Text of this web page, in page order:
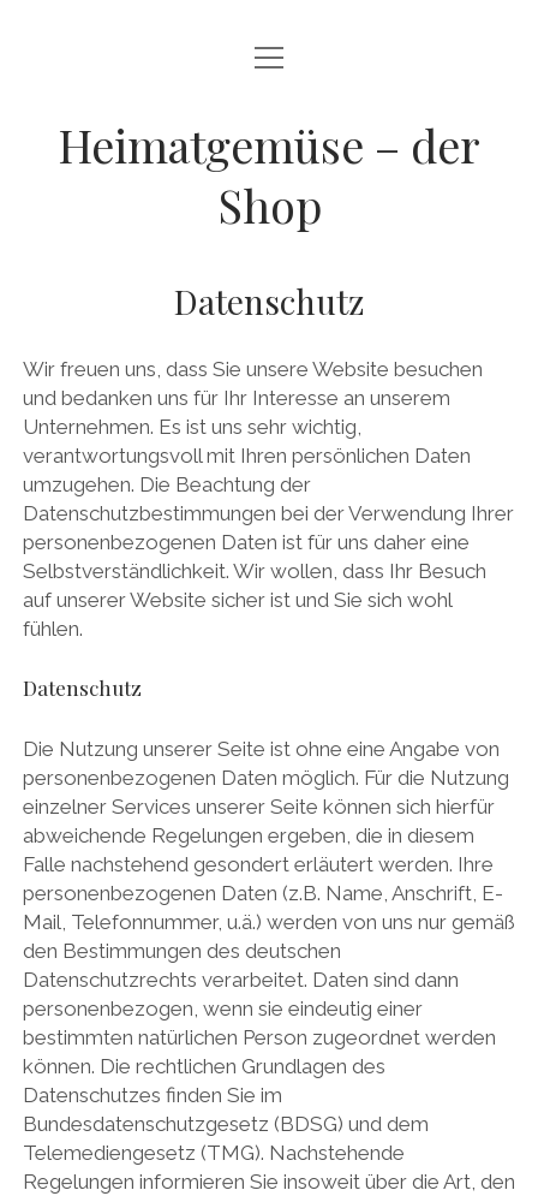
HEIMATGEMÜSE – DER SHOP
WARENKORB
AGB
IMPRESSUM
ZURÜCK ZU HEIMATGEMÜSE
facebookinstagram
Mail
Menü
öffnen
Heimatgemüse – der
Shop
Datenschutz
Wir freuen uns, dass Sie unsere Website besuchen
und bedanken uns für Ihr Interesse an unserem
Unternehmen. Es ist uns sehr wichtig,
verantwortungsvoll mit Ihren persönlichen Daten
umzugehen. Die Beachtung der
Datenschutzbestimmungen bei der Verwendung Ihrer
personenbezogenen Daten ist für uns daher eine
Selbstverständlichkeit. Wir wollen, dass Ihr Besuch
auf unserer Website sicher ist und Sie sich wohl
fühlen.
Datenschutz
Die Nutzung unserer Seite ist ohne eine Angabe von
personenbezogenen Daten möglich. Für die Nutzung
einzelner Services unserer Seite können sich hierfür
abweichende Regelungen ergeben, die in diesem
Falle nachstehend gesondert erläutert werden. Ihre
personenbezogenen Daten (z.B. Name, Anschrift, E-
Mail, Telefonnummer, u.ä.) werden von uns nur gemäß
den Bestimmungen des deutschen
Datenschutzrechts verarbeitet. Daten sind dann
personenbezogen, wenn sie eindeutig einer
bestimmten natürlichen Person zugeordnet werden
können. Die rechtlichen Grundlagen des
Datenschutzes finden Sie im
Bundesdatenschutzgesetz (BDSG) und dem
Telemediengesetz (TMG). Nachstehende
Regelungen informieren Sie insoweit über die Art, den